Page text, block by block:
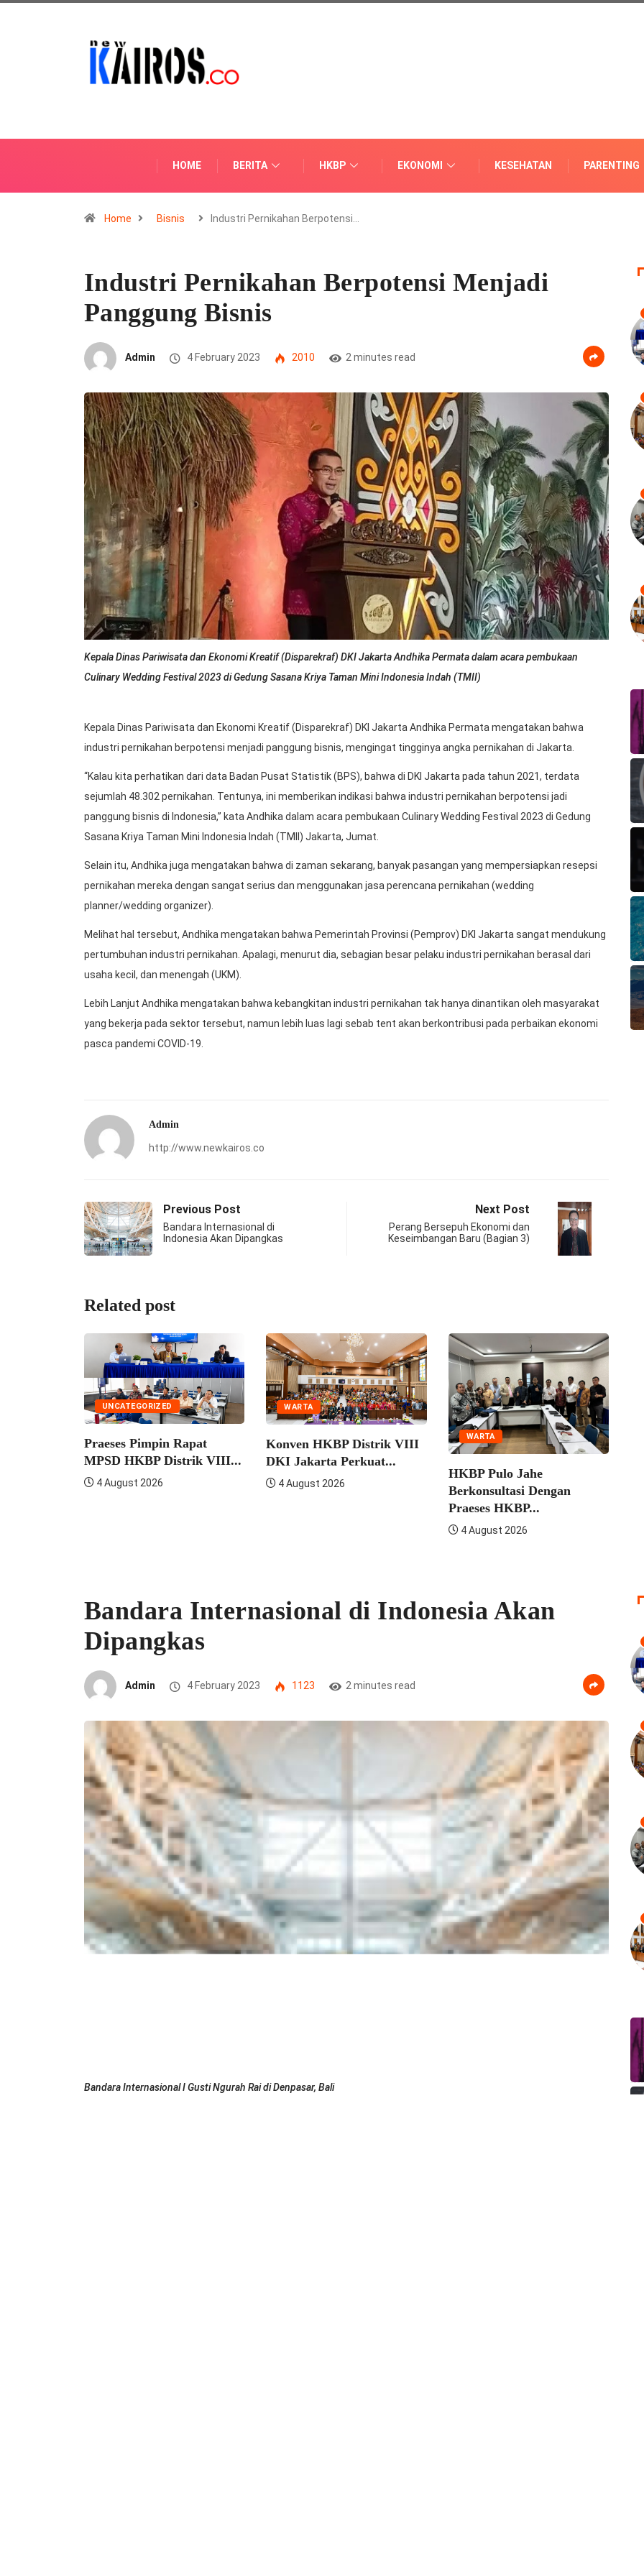
HOME BERITA HKBP EKONOMI KESEHATAN PARENTING
Home Bisnis Industri Pernikahan Berpotensi…
Industri Pernikahan Berpotensi Menjadi
Panggung Bisnis
Admin 4 February 2023 2010 2 minutes read
Kepala Dinas Pariwisata dan Ekonomi Kreatif (Disparekraf) DKI Jakarta Andhika Permata dalam acara pembukaan
Culinary Wedding Festival 2023 di Gedung Sasana Kriya Taman Mini Indonesia Indah (TMII)
Kepala Dinas Pariwisata dan Ekonomi Kreatif (Disparekraf) DKI Jakarta Andhika Permata mengatakan bahwa
industri pernikahan berpotensi menjadi panggung bisnis, mengingat tingginya angka pernikahan di Jakarta.
“Kalau kita perhatikan dari data Badan Pusat Statistik (BPS), bahwa di DKI Jakarta pada tahun 2021, terdata
sejumlah 48.302 pernikahan. Tentunya, ini memberikan indikasi bahwa industri pernikahan berpotensi jadi
panggung bisnis di Indonesia,” kata Andhika dalam acara pembukaan Culinary Wedding Festival 2023 di Gedung
Sasana Kriya Taman Mini Indonesia Indah (TMII) Jakarta, Jumat.
Selain itu, Andhika juga mengatakan bahwa di zaman sekarang, banyak pasangan yang mempersiapkan resepsi
pernikahan mereka dengan sangat serius dan menggunakan jasa perencana pernikahan (wedding
planner/wedding organizer).
Melihat hal tersebut, Andhika mengatakan bahwa Pemerintah Provinsi (Pemprov) DKI Jakarta sangat mendukung
pertumbuhan industri pernikahan. Apalagi, menurut dia, sebagian besar pelaku industri pernikahan berasal dari
usaha kecil, dan menengah (UKM).
Lebih Lanjut Andhika mengatakan bahwa kebangkitan industri pernikahan tak hanya dinantikan oleh masyarakat
yang bekerja pada sektor tersebut, namun lebih luas lagi sebab tent akan berkontribusi pada perbaikan ekonomi
pasca pandemi COVID-19.
Admin
http://www.newkairos.co
Previous Post
Bandara Internasional di
Indonesia Akan Dipangkas
Next Post
Perang Bersepuh Ekonomi dan
Keseimbangan Baru (Bagian 3)
Related post
UNCATEGORIZED
Praeses Pimpin Rapat
MPSD HKBP Distrik VIII...
WARTA
Konven HKBP Distrik VIII
DKI Jakarta Perkuat...
HKBP Pulo Jahe
Berkonsultasi Dengan
Praeses HKBP...
UNCATEGORIZED
Praeses Pimpin
Bandara Internasional di Indonesia Akan
Dipangkas
Admin 4 February 2023 1123 2 minutes read
Bandara Internasional I Gusti Ngurah Rai di Denpasar, Bali